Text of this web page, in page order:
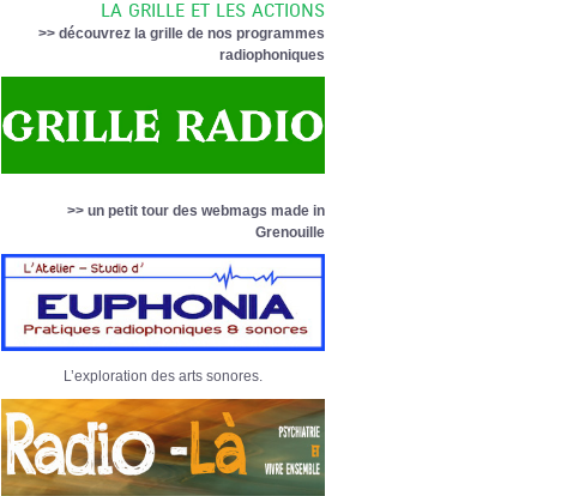
LA GRILLE ET LES ACTIONS
>> découvrez la grille de nos programmes
radiophoniques
>> un petit tour des webmags made in
Grenouille
L’exploration des arts sonores.